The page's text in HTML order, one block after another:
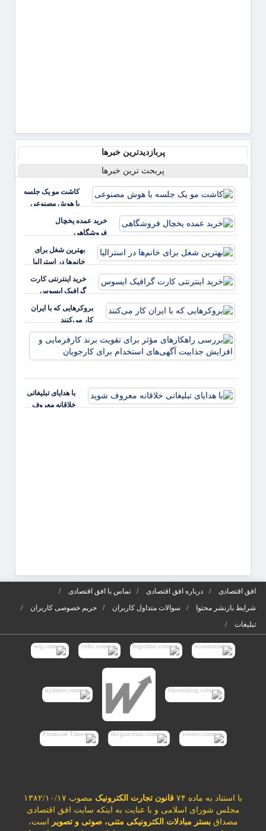
پربازدیدترین خبرها
پربحث ترین خبرها
کاشت مو یک جلسه
با هوش مصنوعی
خرید عمده یخچال
فروشگاهی
بهترین شغل برای
خانم‌ها در استرالیا
خرید اینترنتی کارت
گرافیک ایسوس
بروکرهایی‌ که با ایران
کار می‌کنند
با هدایای تبلیغاتی
خلاقانه معروف
افق اقتصادی درباره افق اقتصادی
تماس با افق اقتصادی
شرایط بازنشر محتوا
سوالات متداول کاربران
حریم خصوصی کاربران
تبلیغات
با استناد به ماده ۷۴ قانون تجارت الکترونیک
مصوب ۱۳۸۲/۱۰/۱۷
مجلس شورای اسلامی و با عنایت به اینکه سایت افق اقتصادی
مصداقبستر مبادلات الکترونیکی متنی، صوتی و تصویر
است،